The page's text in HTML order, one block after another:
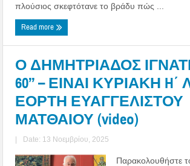
πλούσιος σκεφτότανε το βράδυ πώς ...
Read more
Ο ΔΗΜΗΤΡΙΑΔΟΣ
60’’ – ΕΙΝΑΙ ΚΥΡΙΑΚΗ
ΕΟΡΤΗ ΕΥΑΓΓΕΛΙΣΤΟΥ
ΜΑΤΘΑΙΟΥ (video)
| Date: 13 Νοεμβρίου, 2025
Παρακολουθήστε